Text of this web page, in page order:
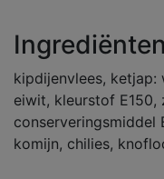
Ingrediënten
kipdijenvlees, ketjap:
eiwit, kleurstof E150,
conserveringsmiddel
komijn, chilies,